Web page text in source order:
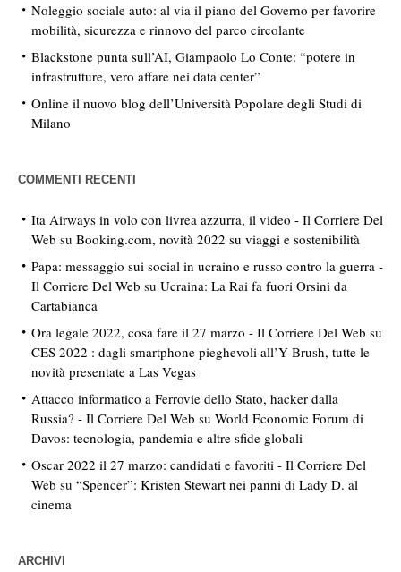
Noleggio sociale auto: al via il piano del Governo per favorire
mobilità, sicurezza e rinnovo del parco circolante
Blackstone punta sull’AI, Giampaolo Lo Conte: “potere in
infrastrutture, vero affare nei data center”
Online il nuovo blog dell’Università Popolare degli Studi di
Milano
COMMENTI RECENTI
Ita Airways in volo con livrea azzurra, il video - Il Corriere Del
Web su Booking.com, novità 2022 su viaggi e sostenibilità
Papa: messaggio sui social in ucraino e russo contro la guerra -
Il Corriere Del Web su Ucraina: La Rai fa fuori Orsini da
Cartabianca
Ora legale 2022, cosa fare il 27 marzo - Il Corriere Del Web su
CES 2022 : dagli smartphone pieghevoli all’Y-Brush, tutte le
novità presentate a Las Vegas
Attacco informatico a Ferrovie dello Stato, hacker dalla
Russia? - Il Corriere Del Web su World Economic Forum di
Davos: tecnologia, pandemia e altre sfide globali
Oscar 2022 il 27 marzo: candidati e favoriti - Il Corriere Del
Web su “Spencer”: Kristen Stewart nei panni di Lady D. al
cinema
ARCHIVI